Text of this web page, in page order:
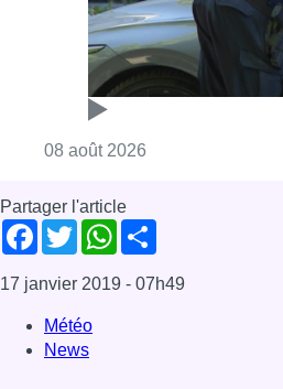
08 août 2026
Partager l'article
Facebook
TwitterWhatsApp
17 janvier 2019 - 07h49
Météo
News